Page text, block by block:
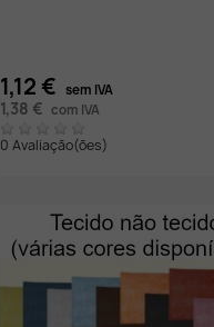
1,12 € sem IVA
1,38 € com IVA
0 Avaliação(ões)